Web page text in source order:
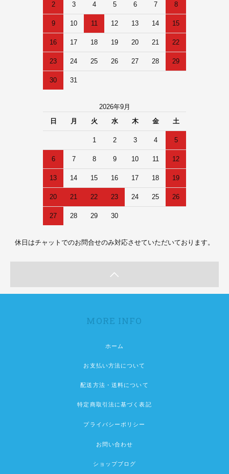
2 3 4 5 6 7 8
9 10 11 12 13 14 15
16 17 18 19 20 21 22
23 24 25 26 27 28 29
30 31
2026年9月
日
月 火 水 木 金 土
1 2 3 4 5
6 7 8 9 10 11 12
13 14 15 16 17 18 19
20 21 22 23 24 25 26
27 28 29 30
休日はチャットでのお問合せのみ対応させていただいております。
MORE INFO
ホーム
お支払い方法について
配送方法・送料について
特定商取引法に基づく表記
プライバシーポリシー
お問い合わせ
ショップブログ